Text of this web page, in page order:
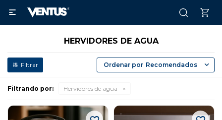

HERVIDORES DE AGUA
Recomendados
Filtrando por: Hervidores de agua